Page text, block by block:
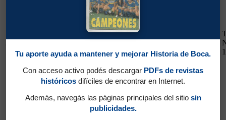
24/02/1985
Estudiantes (Río IV) 1 - Boca 1
Tu aporte ayuda a mantener y mejorar Historia de Boca.
Con acceso activo podés descargar PDFs de revistas
históricos difíciles de encontrar en Internet.
Además, navegás las páginas principales del sitio sin
publicidades.